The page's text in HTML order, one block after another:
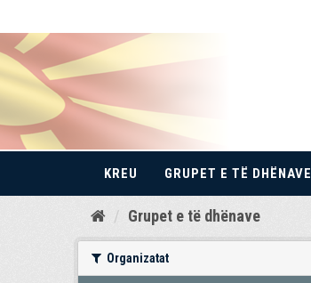
Kalo
KREU GRUPET E TË DHËNAVE
Grupet e të dhënave
Organizatat